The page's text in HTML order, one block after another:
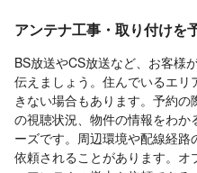
アンテナ工事・取り付けを
BS放送やCS放送など、お客様
伝えましょう。住んでいるエ
きない場合もあります。予約
の視聴状況、物件の情報をわ
ーズです。周辺環境や配線経
依頼されることがあります。